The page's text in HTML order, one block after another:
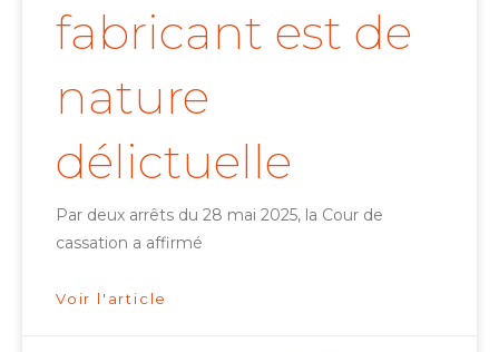
fabricant est de
nature
délictuelle
Par deux arrêts du 28 mai 2025, la Cour de
cassation a affirmé
Voir l'article